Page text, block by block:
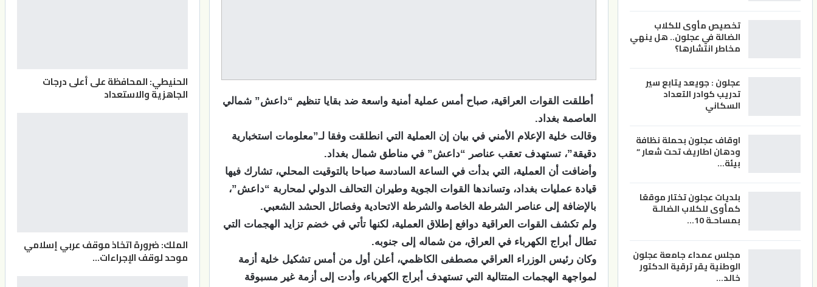
أطلقت القوات العراقية، صباح أمس عملية أمنية واسعة ضد بقايا تنظيم “داعش” شمالي
العاصمة بغداد.
وقالت خلية الإعلام الأمني في بيان إن العملية التي انطلقت وفقا لـ”معلومات استخبارية
دقيقة”، تستهدف تعقب عناصر “داعش” في مناطق شمال بغداد.
وأضافت أن العملية، التي بدأت في الساعة السادسة صباحا بالتوقيت المحلي، تشارك فيها
قيادة عمليات بغداد، وتساندها القوات الجوية وطيران التحالف الدولي لمحاربة “داعش”،
بالإضافة إلى عناصر الشرطة الخاصة والشرطة الاتحادية وفصائل الحشد الشعبي.
ولم تكشف القوات العراقية دوافع إطلاق العملية، لكنها تأتي في خضم تزايد الهجمات التي
تطال أبراج الكهرباء في العراق، من شماله إلى جنوبه.
وكان رئيس الوزراء العراقي مصطفى الكاظمي، أعلن أول من أمس تشكيل خلية أزمة
لمواجهة الهجمات المتتالية التي تستهدف أبراج الكهرباء، وأدت إلى أزمة غير مسبوقة
تخصيص مأوى للكلاب
الضالة في عجلون.. هل ينهي
مخاطر انتشارها؟
عجلون : جويعد يتابع سير
تدريب كوادر التعداد
السكاني
اوقاف عجلون بحملة نظافة
ودهان اطاريف تحت شعار ”
بيئة…
بلديات عجلون تختار موقعًا
كمأوى للكلاب الضالـة
بمساحـة 10…
مجلس عمداء جامعة عجلون
الوطنية يقر ترقية الدكتور
خالد…
الحنيطي: المحافظة على أعلى درجات
الجاهزية والاستعداد
الملك: ضرورة اتخاذ موقف عربي إسلامي
موحد لوقف الإجراءات…